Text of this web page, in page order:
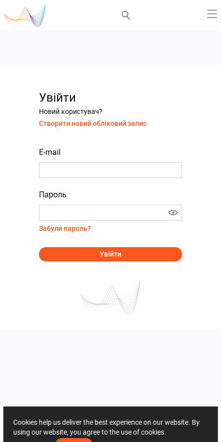
Увійти
Новий користувач?
Створити новий обліковий запис
E-mail
Пароль
Забули пароль?
Увійти
Cookies help us deliver the best experience on our website. By
using our website, you agree to the use of cookies.